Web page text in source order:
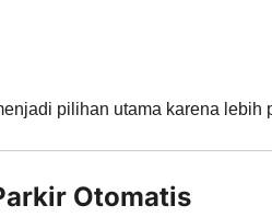
pilihan utama karena lebih
Otomatis